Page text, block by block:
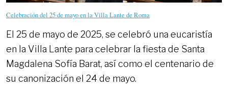
Celebración del 25 de mayo en la Villa Lante de Roma
El 25 de mayo de 2025, se celebró una eucaristía
en la Villa Lante para celebrar la fiesta de Santa
Magdalena Sofía Barat, así como el centenario de
su canonización el 24 de mayo.